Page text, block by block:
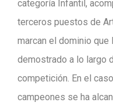
categoría Infantil,
terceros puestos de
marcan el dominio que
demostrado a lo largo
competición. En el
campeones se ha